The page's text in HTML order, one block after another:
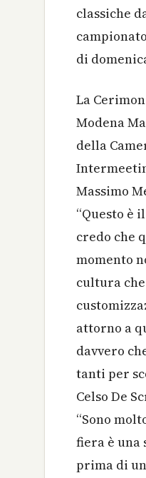
classiche
di
La
Modena
della
Massimo
“Questo è
credo che
momento
cultura
attorno a
davvero
tanti per
Celso De
“Sono
fiera è una
prima di